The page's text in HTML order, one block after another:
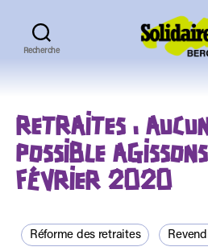
Recherche
RETRAITES :
POSSIBLE
FÉVRIER 2020
Réforme des retraites